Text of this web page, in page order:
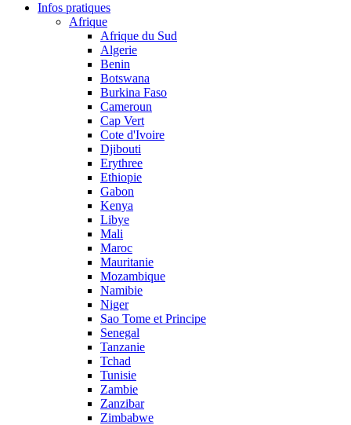
Infos pratiques
Afrique
Afrique du Sud
Algerie
Benin
Botswana
Burkina Faso
Cameroun
Cap Vert
Cote d'Ivoire
Djibouti
Erythree
Ethiopie
Gabon
Kenya
Libye
Mali
Maroc
Mauritanie
Mozambique
Namibie
Niger
Sao Tome et Principe
Senegal
Tanzanie
Tchad
Tunisie
Zambie
Zanzibar
Zimbabwe